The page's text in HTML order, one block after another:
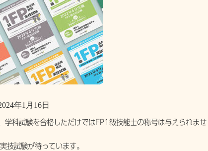
年1月16日
科試験を合格しただけではFP1級技能士の称号は与えられませ
技試験が待っています。